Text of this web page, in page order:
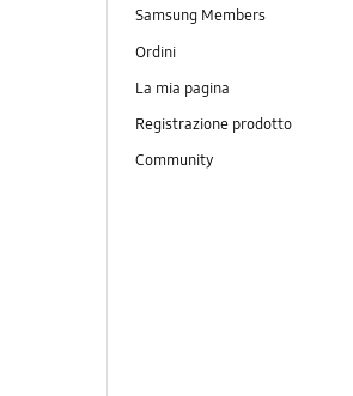
Samsung Members
Ordini
La mia pagina
Registrazione prodotto
Community